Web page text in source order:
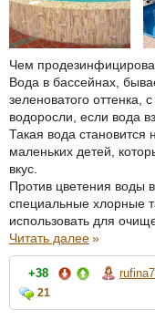
Чем
Вода в бассейнах,
зеленоватого оттенка,
водоросли, если вода
Такая вода становится
маленьких детей,
вкус.
Против цветения воды
специальные хлорные
использовать для
Читать далее»
+38
21